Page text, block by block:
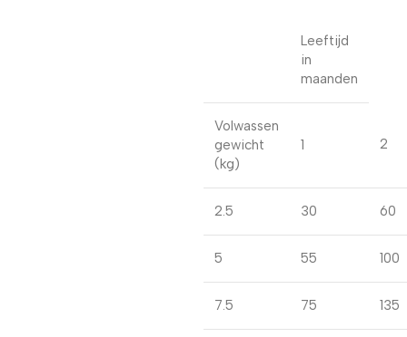
Leeftijd
in
maanden
Volwassen
gewicht
(kg)
1 2
2.5 30 60
5 55 100
7.5 75 135